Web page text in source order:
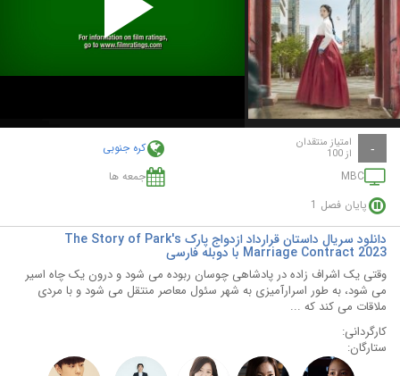
Play
Video
- امتیاز منتقدان
از 100
کره جنوبی
MBC
جمعه ها
پایان فصل 1
دانلود سریال داستان قرارداد ازدواج پارک The Story of Park's
Marriage Contract 2023 با دوبله فارسی
وقتی یک اشراف زاده در پادشاهی چوسان ربوده می شود و درون یک چاه اسیر
می شود، به طور اسرارآمیزی به شهر سئول معاصر منتقل می شود و با مردی
ملاقات می کند که ...
کارگردانی:
ستارگان: